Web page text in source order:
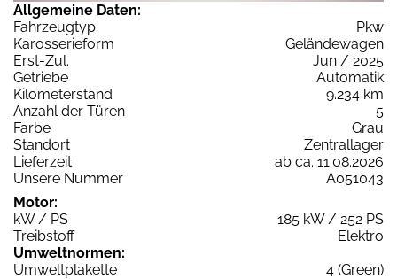
Allgemeine Daten:
Fahrzeugtyp
Pkw
Karosserieform
Geländewagen
Erst-Zul.
Jun / 2025
Getriebe
Automatik
Kilometerstand
9.234 km
Anzahl der Türen
5
Farbe
Grau
Standort
Zentrallager
Lieferzeit
ab ca. 11.08.2026
Unsere Nummer
A051043
Motor:
kW / PS
185 kW / 252 PS
Treibstoff
Elektro
Umweltnormen:
Umweltplakette
4 (Green)